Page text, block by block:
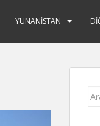
YUNANISTAN